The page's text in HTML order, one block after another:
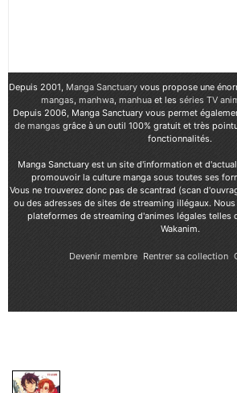
Depuis 2001, Manga Sanctuary vous propose une
mangas, manhwa, manhuaet les séries TV
Depuis 2006, Manga Sanctuary vous permet
de mangasgrâce à un outil 100% gratuit et très
fonctionnalités.
Manga Sanctuary est un site d'information et
promouvoir la culture manga sous toutes ses
Vous ne trouverez donc pas de scantrad (scan
ou des adresses de sites de streaming illégaux.
plateformes de streaming d'animes légales telles
Wakanim.
Devenir membre Rentrer sa collection